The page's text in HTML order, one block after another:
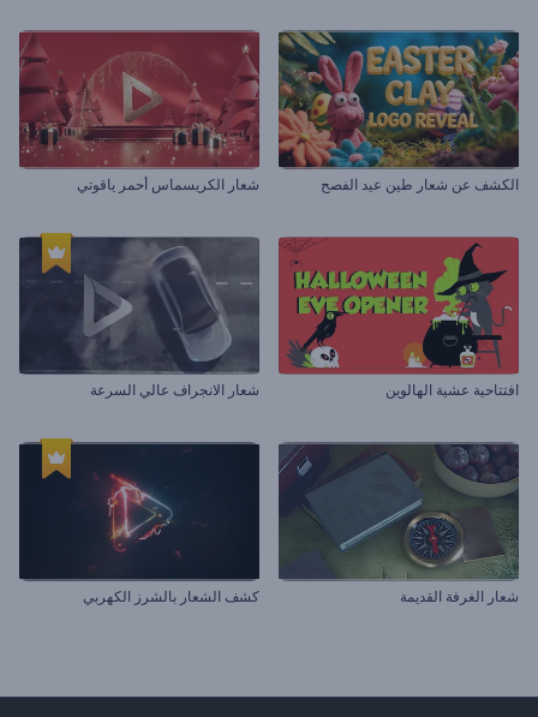
الكشف عن شعار طين عيد الفصح شعار الكريسماس أحمر ياقوتي
افتتاحية عشية الهالوين شعار الانجراف عالي السرعة
شعار الغرفة القديمة كشف الشعار بالشرز الكهربي